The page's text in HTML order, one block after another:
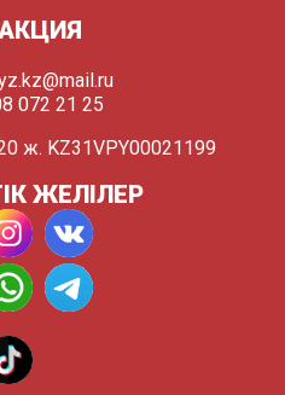
072 21 25
ж. KZ31VPY00021199
ЖЕЛІЛЕР